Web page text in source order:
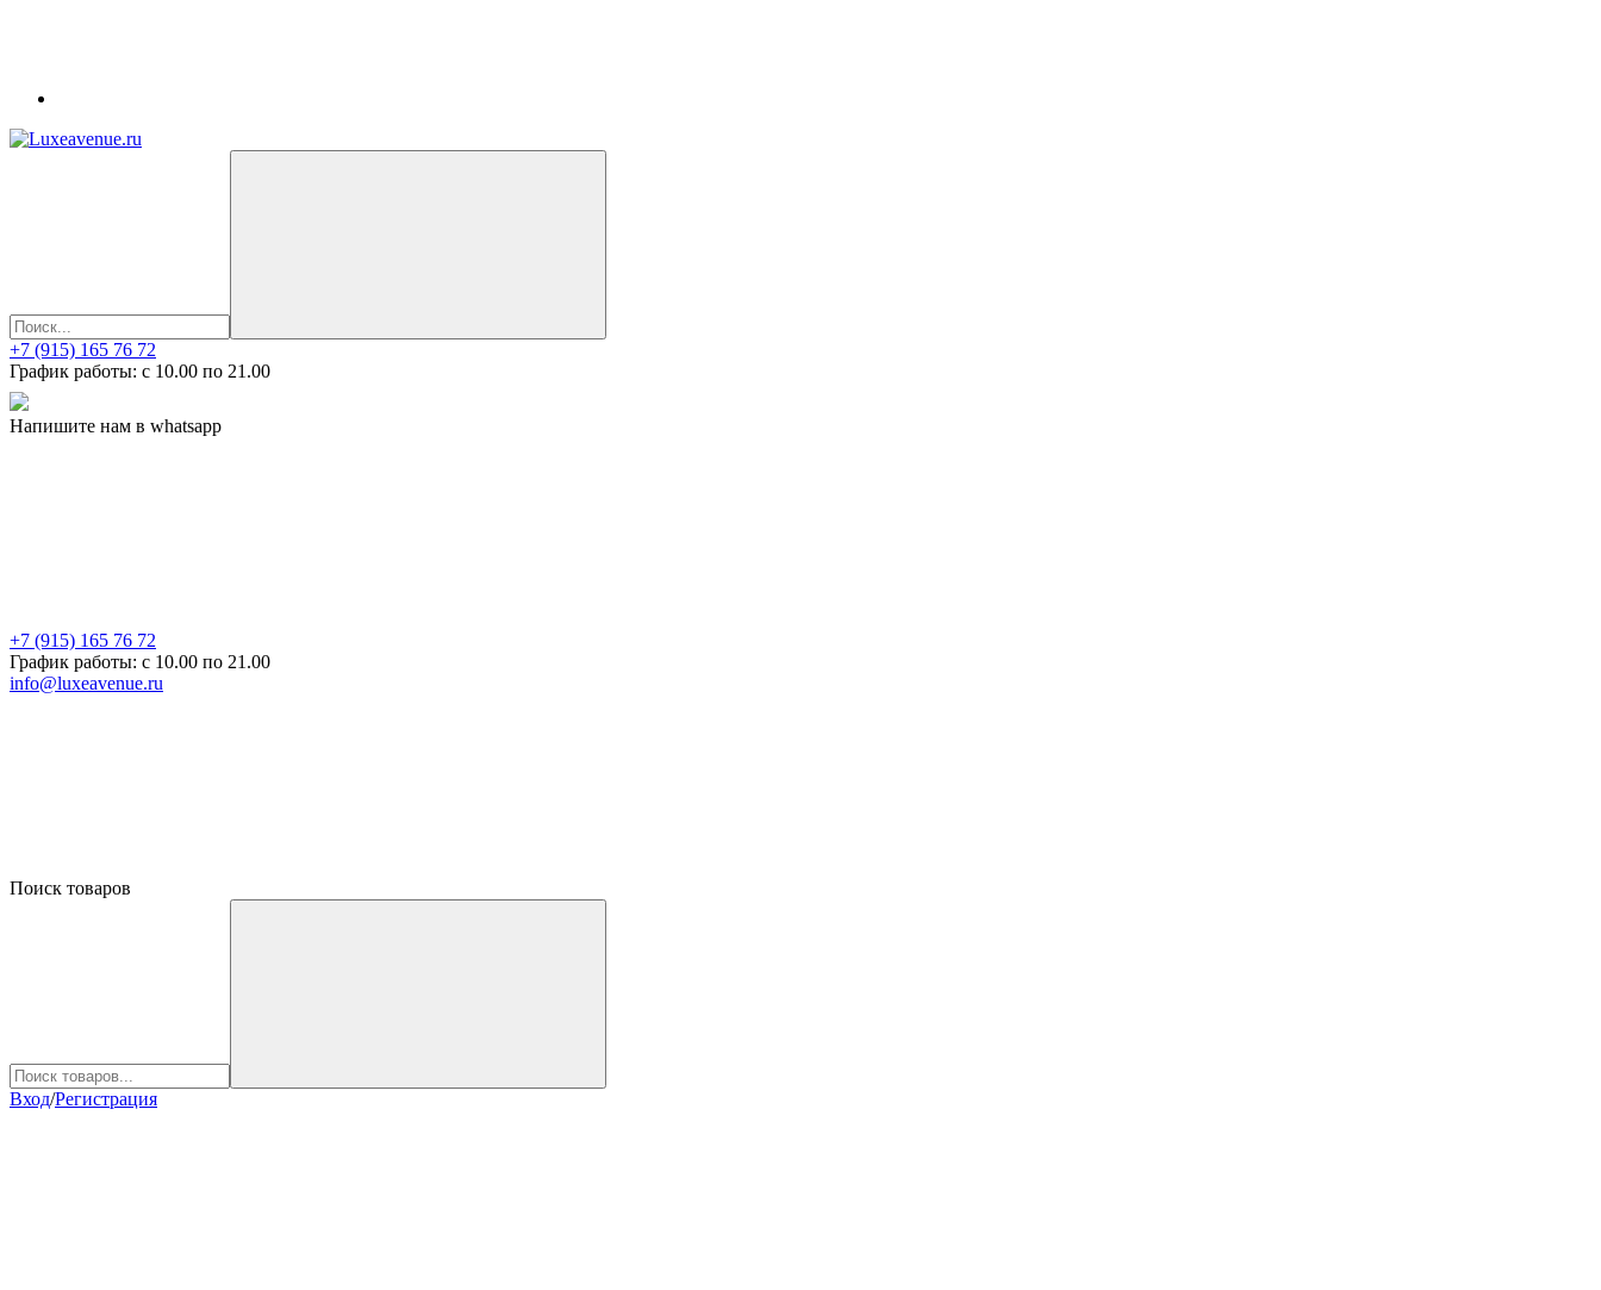
+7 (915) 165 76 72
График работы: c 10.00 по 21.00
Напишите нам в whatsapp
+7 (915) 165 76 72
График работы: c 10.00 по 21.00
info@luxeavenue.ru
Поиск товаров
Вход/Регистрация